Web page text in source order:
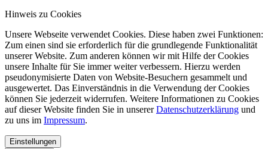
Hinweis zu Cookies
Unsere Webseite verwendet Cookies. Diese haben zwei Funktionen:
Zum einen sind sie erforderlich für die grundlegende Funktionalität
unserer Website. Zum anderen können wir mit Hilfe der Cookies
unsere Inhalte für Sie immer weiter verbessern. Hierzu werden
pseudonymisierte Daten von Website-Besuchern gesammelt und
ausgewertet. Das Einverständnis in die Verwendung der Cookies
können Sie jederzeit widerrufen. Weitere Informationen zu Cookies
auf dieser Website finden Sie in unsererDatenschutzerklärung und
zu uns im Impressum.
Einstellungen